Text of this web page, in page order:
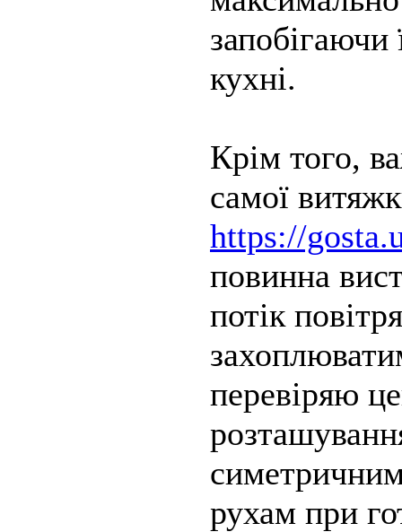
запобігаючи
кухні.
Крім того,
самої
https://
повинна
потік
перевіряю
рухам при